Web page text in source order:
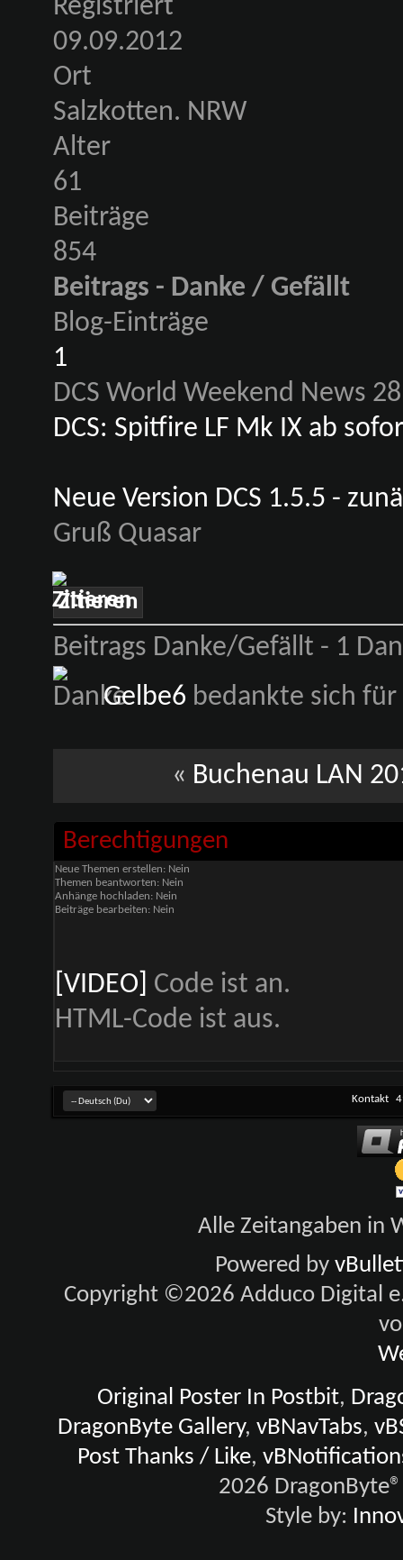
Registriert
09.09.2012
Ort
Salzkotten. NRW
Alter
61
Beiträge
854
Beitrags - Danke / Gefällt
Blog-Einträge
1
DCS World Weekend News
DCS: Spitfire LF Mk IX ab
Neue Version DCS 1.5.5 -
Gruß Quasar
Zitieren
Beitrags Danke/Gefällt - 1
Gelbe6 bedankte sich
« Buchenau LAN
Berechtigungen
Neue Themen erstellen: Nein
Themen beantworten: Nein
Anhänge hochladen: Nein
Beiträge bearbeiten: Nein
[VIDEO] Code ist an.
HTML-Code ist aus.
Kontakt
Alle Zeitangaben in
Powered by
Copyright ©2026 Adduco Digital
Original Poster In Postbit,
DragonByte Gallery,vBNavTabs,
Post Thanks / Like,
2026
Style by: